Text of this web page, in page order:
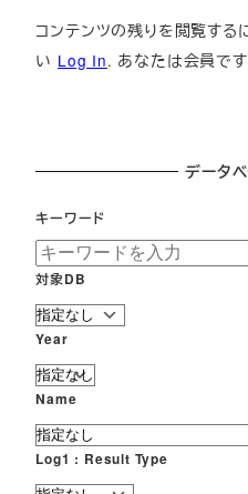
コンテンツの残りを閲覧する
い Log In. あなたは会員で
データ
キーワード
対象DB
Year
Name
Log1 : Result Type